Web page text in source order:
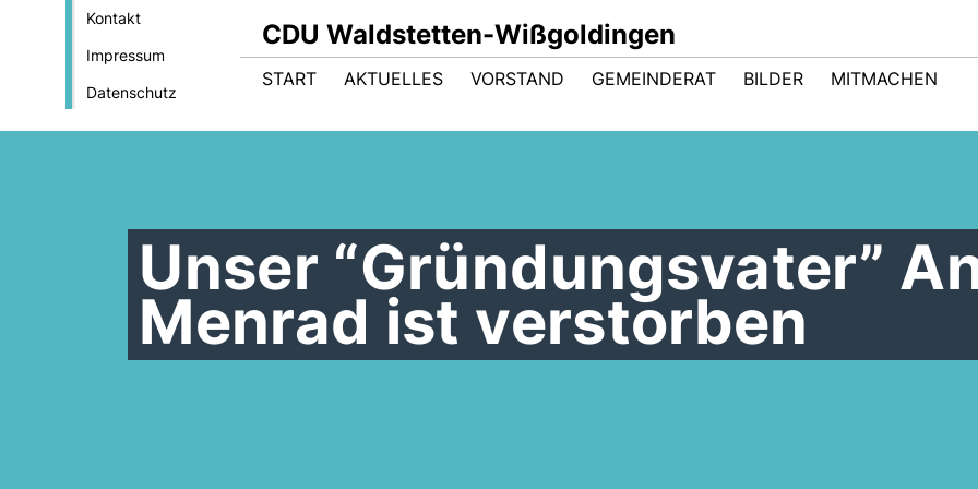
Kontakt
Impressum
Datenschutz
CDU Waldstetten-Wißgoldingen
START AKTUELLES VORSTAND GEMEINDERAT BILDER MITMACHEN
Unser “Gründungsvater”
Menrad ist verstorben